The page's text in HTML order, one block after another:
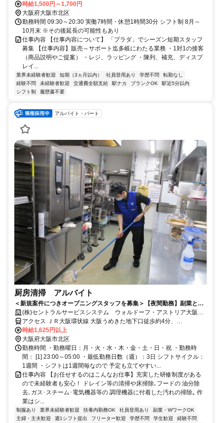
OsakaMetro谷町線 東梅田1番口徒歩約2分、ＪＲ大阪環状線 大阪御堂
筋南口徒歩約3分 大阪メトロ「梅田駅」から徒歩約2分、JR「大阪
駅」から徒歩約4分
時給1,500円～1,700円
大阪府大阪市北区
勤務時間 09:30～20:30 実働7時間・休憩1時間30分 シフト制 8月～
10月末 ※その後延長の可能性もあり
仕事内容 【仕事内容について】 「プラダ」でシーズン短期スタッフ
募集 【仕事内容】販売～サポート迄多岐にわたる業務 ・1対1の接客
（商品説明やご提案） ・レジ、ラッピング ・陳列、補充、ディスプ
レイ...
業界未経験者歓迎 短期（3ヵ月以内） 社員登用あり 学歴不問
転勤なし
経験不問
未経験者歓迎 交通費全額支給 駅ナカ ブランクOK
駅近5分以内
シフト制
履歴書不要
アルバイト・パート
厨房清掃 アルバイト
＜新規案件につきオープニングスタッフを募集＞【夜間勤務】副業とし
て収入にプラスしたい方にもオススメ！高級ホテルを裏方で支えるお仕
事◎
(株)セントラルサービスシステム ウォルドーフ・アストリア大阪
【AI423】
アクセス ＪＲ大阪環状線 大阪うめきた地下口徒歩約4分、
OsakaMetro四つ橋線 西梅田5番口徒歩約9分、OsakaMetro御堂筋線
梅田（Osaka5番口徒歩約9分
時給1,625円以上
大阪府大阪市北区
勤務時間 ・勤務曜日：月・火・水・木・金・土・日・祝 ・勤務時
間： [1] 23:00～05:00 ・最低勤務日数（週）：3日 シフトサイクル：
1週間 ・シフトは1週間毎なので 予定も立てやすい...
仕事内容 【お任せするのはこんなお仕事】充実した研修制度がある
ので未経験者も安心！ ドレイン等の清掃や床掃除､フードの 油分除
去､ガス･スチーム･電気機器等の 調理機器に付着した汚れの掃除｡ 作
業はシ...
制服あり 業界未経験者歓迎 扶養内勤務OK 社員登用あり
副業・WワークOK
主婦・主夫歓迎
週1シフト提出 フリーター歓迎 学歴不問 学生歓迎
経験不問